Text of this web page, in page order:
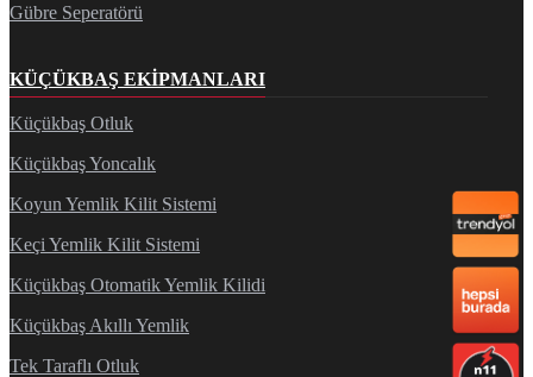
Gübre Seperatörü
KÜÇÜKBAŞ EKIPMANLARI
Küçükbaş Otluk
Küçükbaş Yoncalık
Koyun Yemlik Kilit Sistemi
Keçi Yemlik Kilit Sistemi
Küçükbaş Otomatik Yemlik Kilidi
Küçükbaş Akıllı Yemlik
Tek Taraflı Otluk